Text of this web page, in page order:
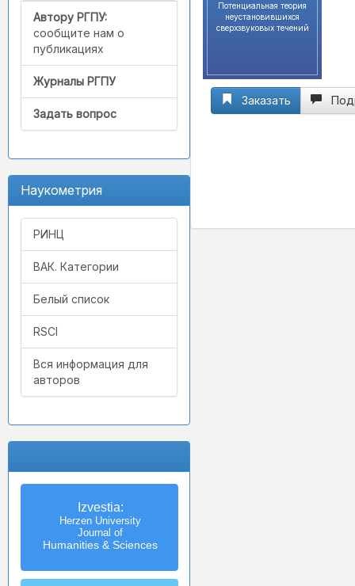
Автору РГПУ:
сообщите нам о
публикациях
Журналы РГПУ
Задать вопрос
Наукометрия
РИНЦ
ВАК. Категории
Белый список
RSCI
Вся информация для
авторов
Izvestia:
Herzen University
Journal of
Humanities & Sciences
Потенциальная теория
неустановившихся
сверхзвуковых течений
Заказать